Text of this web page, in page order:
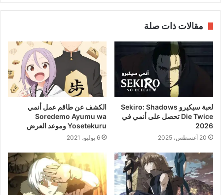
مقالات ذات صلة
لعبة سيكيرو Sekiro: Shadows
Die Twice تحصل على أنمي في
2026
20 أغسطس، 2025
الكشف عن طاقم عمل أنمي
Soredemo Ayumu wa
Yosetekuru وموعد العرض
6 يوليو، 2021